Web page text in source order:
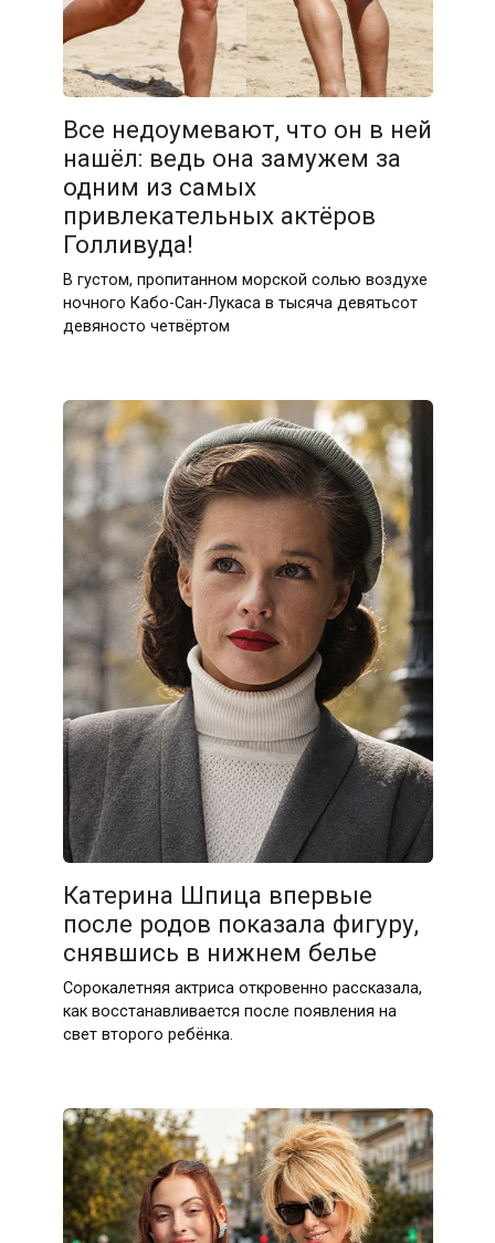
Все недоумевают, что он в ней
нашёл: ведь она замужем за
одним из самых
привлекательных актёров
Голливуда!
В густом, пропитанном морской солью воздухе
ночного Кабо-Сан-Лукаса в тысяча девятьсот
девяносто четвёртом
Катерина Шпица впервые
после родов показала фигуру,
снявшись в нижнем белье
Сорокалетняя актриса откровенно рассказала,
как восстанавливается после появления на
свет второго ребёнка.